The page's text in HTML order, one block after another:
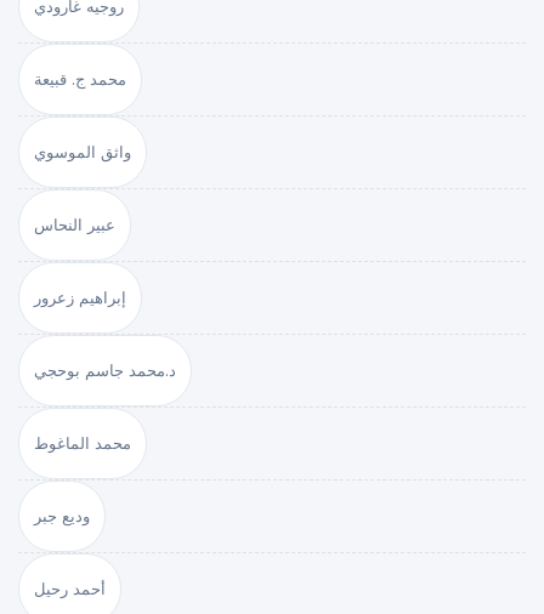
روجيه غارودي
محمد ج. قبيعة
واثق الموسوي
عبير النحاس
إبراهيم زعرور
د.محمد جاسم بوحجي
محمد الماغوط
وديع جبر
أحمد رحيل